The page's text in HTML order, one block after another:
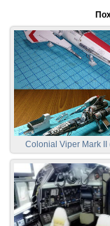
Colonial Viper Mark II